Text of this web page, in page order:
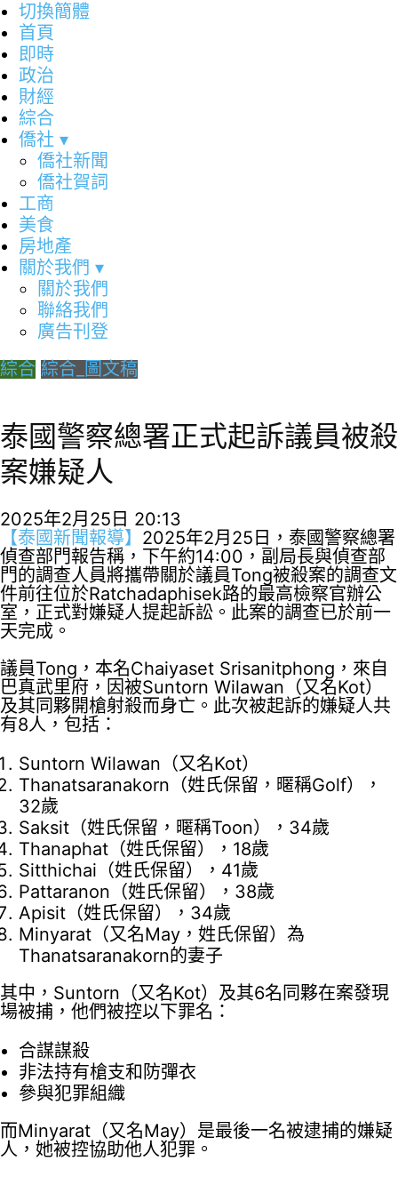
切換簡體
首頁
即時
政治
財經
綜合
僑社 ▾
僑社新聞
僑社賀詞
工商
美食
房地產
關於我們 ▾
關於我們
聯絡我們
廣告刊登
綜合 綜合_圖文稿
泰國警察總署正式起訴議員被殺
案嫌疑人
2025年2月25日 20:13
【泰國新聞報導】 2025年2月25日，泰國警察總署
偵查部門報告稱，下午約14:00，副局長與偵查部
門的調查人員將攜帶關於議員Tong被殺案的調查文
件前往位於Ratchadaphisek路的最高檢察官辦公
室，正式對嫌疑人提起訴訟。此案的調查已於前一
天完成。
議員Tong，本名Chaiyaset Srisanitphong，來自
巴真武里府，因被Suntorn Wilawan（又名Kot）
及其同夥開槍射殺而身亡。此次被起訴的嫌疑人共
有8人，包括：
Suntorn Wilawan（又名Kot）
Thanatsaranakorn（姓氏保留，暱稱Golf），
32歲
Saksit（姓氏保留，暱稱Toon），34歲
Thanaphat（姓氏保留），18歲
Sitthichai（姓氏保留），41歲
Pattaranon（姓氏保留），38歲
Apisit（姓氏保留），34歲
Minyarat（又名May，姓氏保留）為
Thanatsaranakorn的妻子
其中，Suntorn（又名Kot）及其6名同夥在案發現
場被捕，他們被控以下罪名：
合謀謀殺
非法持有槍支和防彈衣
參與犯罪組織
而Minyarat（又名May）是最後一名被逮捕的嫌疑
人，她被控協助他人犯罪。